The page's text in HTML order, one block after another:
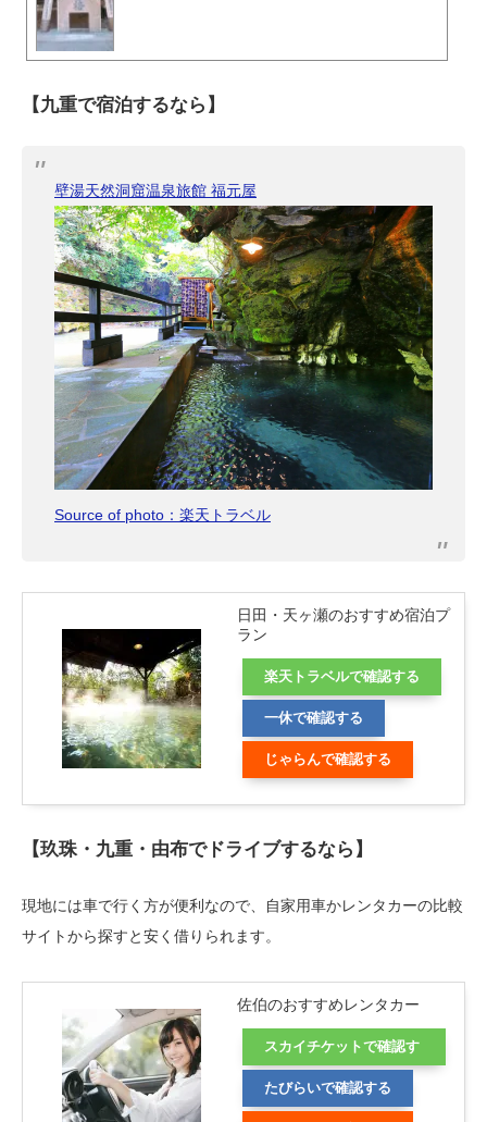
【九重で宿泊するなら】
壁湯天然洞窟温泉旅館 福元屋
Source of photo：楽天トラベル
日田・天ヶ瀬のおすすめ宿泊プ
ラン
楽天トラベルで確認する
一休で確認する
じゃらんで確認する
【玖珠・九重・由布でドライブするなら】
現地には車で行く方が便利なので、自家用車かレンタカーの比較
サイトから探すと安く借りられます。
佐伯のおすすめレンタカー
スカイチケットで確認す
る
たびらいで確認する